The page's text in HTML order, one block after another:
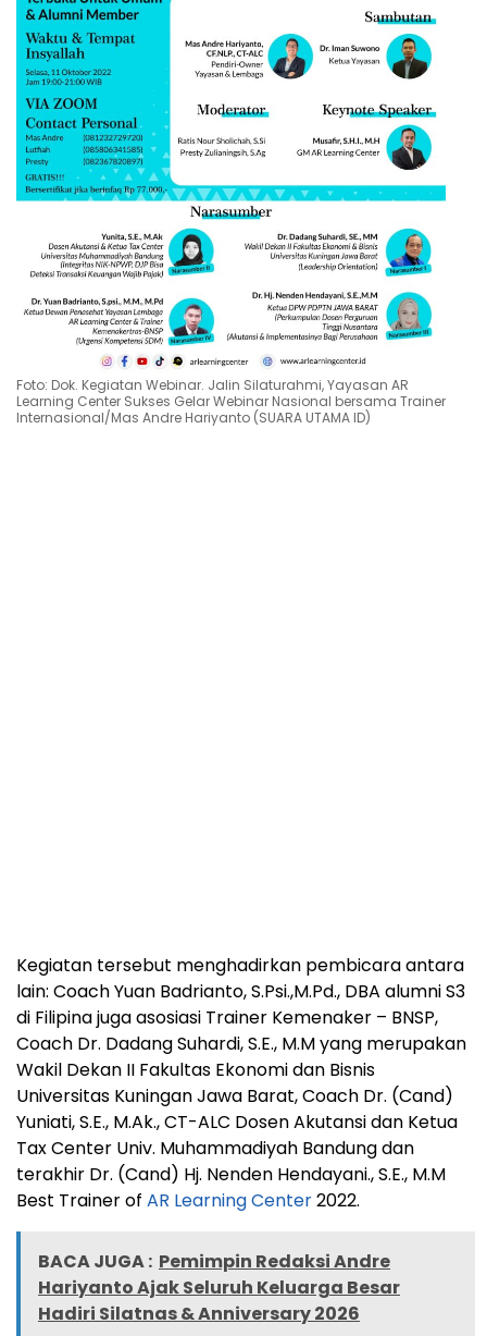
Foto: Dok. Kegiatan Webinar. Jalin Silaturahmi, Yayasan AR
Learning Center Sukses Gelar Webinar Nasional bersama Trainer
Internasional/Mas Andre Hariyanto (SUARA UTAMA ID)
Kegiatan tersebut menghadirkan pembicara antara
lain: Coach Yuan Badrianto, S.Psi.,M.Pd., DBA alumni S3
di Filipina juga asosiasi Trainer Kemenaker – BNSP,
Coach Dr. Dadang Suhardi, S.E., M.M yang merupakan
Wakil Dekan II Fakultas Ekonomi dan Bisnis
Universitas Kuningan Jawa Barat, Coach Dr. (Cand)
Yuniati, S.E., M.Ak., CT-ALC Dosen Akutansi dan Ketua
Tax Center Univ. Muhammadiyah Bandung dan
terakhir Dr. (Cand) Hj. Nenden Hendayani., S.E., M.M
Best Trainer of AR Learning Center2022.
BACA JUGA : Pemimpin Redaksi Andre
Hariyanto Ajak Seluruh Keluarga Besar
Hadiri Silatnas & Anniversary 2026